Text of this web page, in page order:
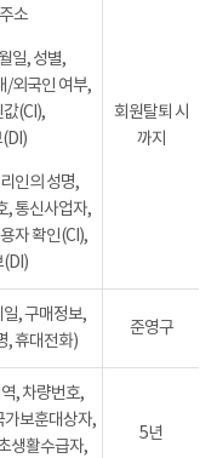
소
일, 성별,
/외국인 여부,
(CI),
인의 성명,
, 통신사업자,
자 확인(CI),
(DI)
회원탈퇴 시
까지
, 구매정보,
, 휴대전화)
준영구
, 차량번호,
가보훈대상자,
생활수급자,
5년